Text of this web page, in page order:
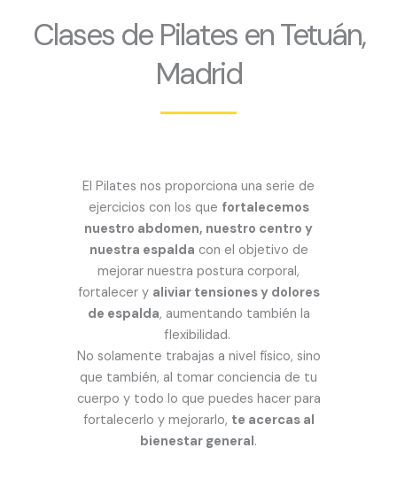
Clases de Pilates en Tetuán,
Madrid
El Pilates nos proporciona una serie de
ejercicios con los que fortalecemos
nuestro abdomen, nuestro centro y
nuestra espalda con el objetivo de
mejorar nuestra postura corporal,
fortalecer y aliviar tensiones y dolores
de espalda, aumentando también la
flexibilidad.
No solamente trabajas a nivel físico, sino
que también, al tomar conciencia de tu
cuerpo y todo lo que puedes hacer para
fortalecerlo y mejorarlo, te acercas al
bienestar general.